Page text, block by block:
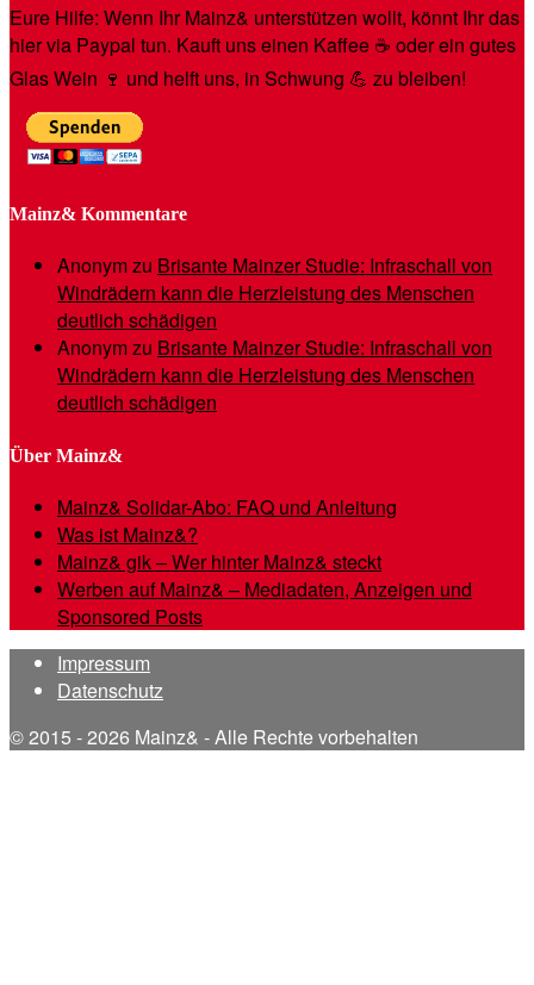
Eure Hilfe: Wenn Ihr Mainz& unterstützen wollt, könnt Ihr das
hier via Paypal tun. Kauft uns einen Kaffee ☕️ oder ein gutes
Glas Wein 🍷 und helft uns, in Schwung 💪 zu bleiben!
Mainz& Kommentare
Anonymzu Brisante Mainzer Studie: Infraschall von
Windrädern kann die Herzleistung des Menschen
deutlich schädigen
Anonymzu Brisante Mainzer Studie: Infraschall von
Windrädern kann die Herzleistung des Menschen
deutlich schädigen
Über Mainz&
Mainz& Solidar-Abo: FAQ und Anleitung
Was ist Mainz&?
Mainz& gik – Wer hinter Mainz& steckt
Werben auf Mainz& – Mediadaten, Anzeigen und
Sponsored Posts
Impressum
Datenschutz
© 2015 - 2026 Mainz& - Alle Rechte vorbehalten